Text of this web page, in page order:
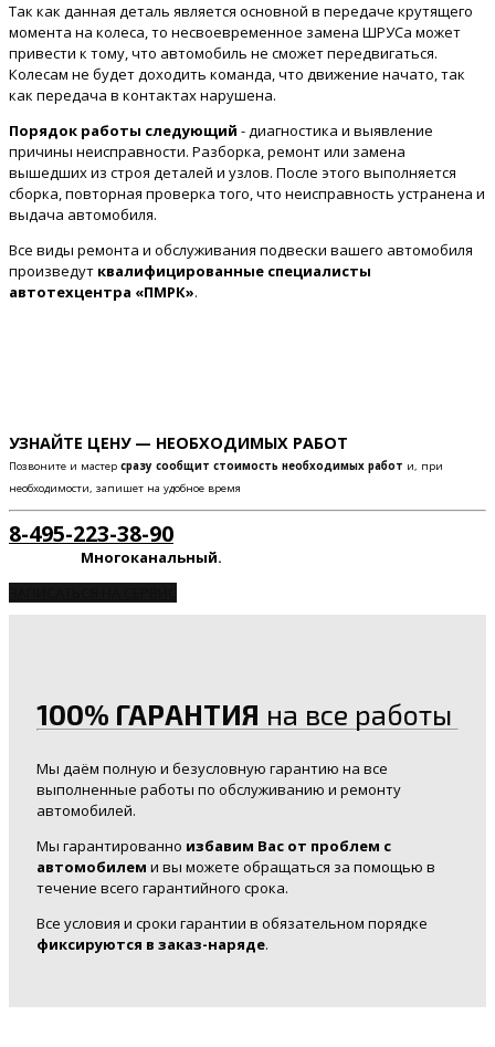
Так как данная деталь является основной в передаче крутящего
момента на колеса, то несвоевременное замена ШРУСа может
привести к тому, что автомобиль не сможет передвигаться.
Колесам не будет доходить команда, что движение начато, так
как передача в контактах нарушена.
Порядок работы следующий - диагностика и выявление
причины неисправности. Разборка, ремонт или замена
вышедших из строя деталей и узлов. После этого выполняется
сборка, повторная проверка того, что неисправность устранена и
выдача автомобиля.
Все виды ремонта и обслуживания подвески вашего автомобиля
произведут квалифицированные специалисты
автотехцентра «ПМРК».
УЗНАЙТЕ ЦЕНУ — НЕОБХОДИМЫХ РАБОТ
Позвоните и мастер сразу сообщит стоимость необходимых работ и, при
необходимости, запишет на удобное время
8-495-223-38-90
Многоканальный.
100% ГАРАНТИЯ на все работы
Мы даём полную и безусловную гарантию на все
выполненные работы по обслуживанию и ремонту
автомобилей.
Мы гарантированно избавим Вас от проблем с
автомобилем и вы можете обращаться за помощью в
течение всего гарантийного срока.
Все условия и сроки гарантии в обязательном порядке
фиксируются в заказ-наряде.